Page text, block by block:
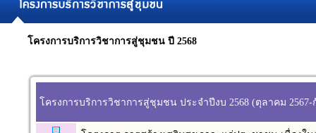
โครงการบริการวิชาการสู่ชุมชน ปี 2568
โครงการบริการวิชาการสู่ชุมชน ประจำปีงบ 2568 (ตุลาคม 2567-